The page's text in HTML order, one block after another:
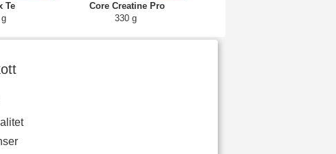
Te
Core Creatine Pro
330 g